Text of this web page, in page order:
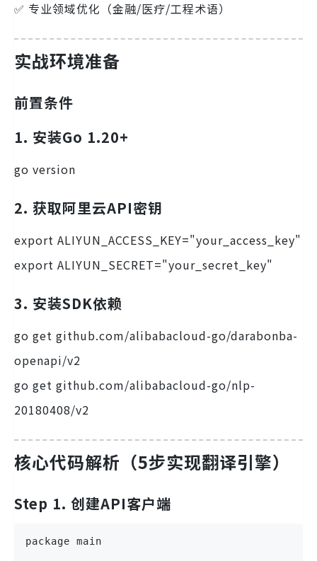
✅ 专业领域优化（金融/医疗/工程术语）
实战环境准备
前置条件
1. 安装Go 1.20+
go version
2. 获取阿里云API密钥
export ALIYUN_ACCESS_KEY="your_access_key"
export ALIYUN_SECRET="your_secret_key"
3. 安装SDK依赖
go get github.com/alibabacloud-go/darabonba-
openapi/v2
go get github.com/alibabacloud-go/nlp-
20180408/v2
核心代码解析（5步实现翻译引擎）
Step 1. 创建API客户端
package main